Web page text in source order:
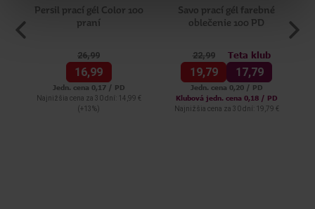
Persil prací gél Color 100
praní
26,99
16,99
Jedn. cena 0,17 / PD
Najnižšia cena za 30 dní: 14,99 €
(+13%)
Savo prací gél farebné
oblečenie 100 PD
22,99
19,79
Teta klub
17,79
Jedn. cena 0,20 / PD
Klubová jedn. cena 0,18 / PD
Najnižšia cena za 30 dní: 19,79 €